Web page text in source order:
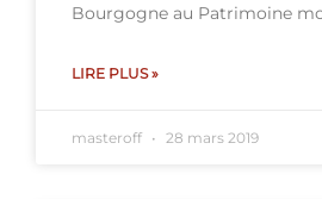
Bourgogne au Patrimoine
LIRE PLUS »
masteroff 28 mars 2019